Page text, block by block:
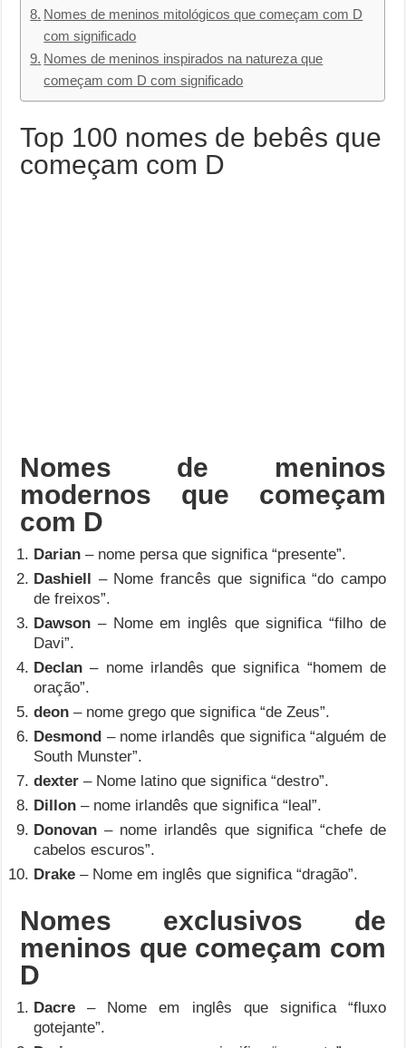
Nomes de meninos mitológicos que começam com D
com significado
Nomes de meninos inspirados na natureza que
começam com D com significado
Top 100 nomes de bebês que
começam com D
Nomes de meninos
modernos que começam
com D
Darian – nome persa que significa “presente”.
Dashiell – Nome francês que significa “do campo
de freixos”.
Dawson – Nome em inglês que significa “filho de
Davi”.
Declan – nome irlandês que significa “homem de
oração”.
deon – nome grego que significa “de Zeus”.
Desmond – nome irlandês que significa “alguém de
South Munster”.
dexter – Nome latino que significa “destro”.
Dillon – nome irlandês que significa “leal”.
Donovan – nome irlandês que significa “chefe de
cabelos escuros”.
Drake – Nome em inglês que significa “dragão”.
Nomes exclusivos de
meninos que começam com
D
Dacre – Nome em inglês que significa “fluxo
gotejante”.